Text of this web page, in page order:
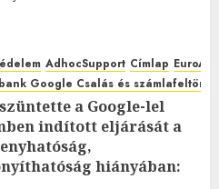
AdhocSupport Címlap
Google Csalás és
a Google-lel
indított eljárását a
hiányában: